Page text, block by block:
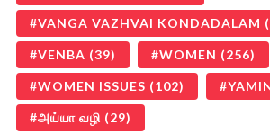
VANGA VAZHVAI KONDADALAM
VENBA (39) WOMEN (256)
WOMEN ISSUES (102)
அய்யா வழி (29)